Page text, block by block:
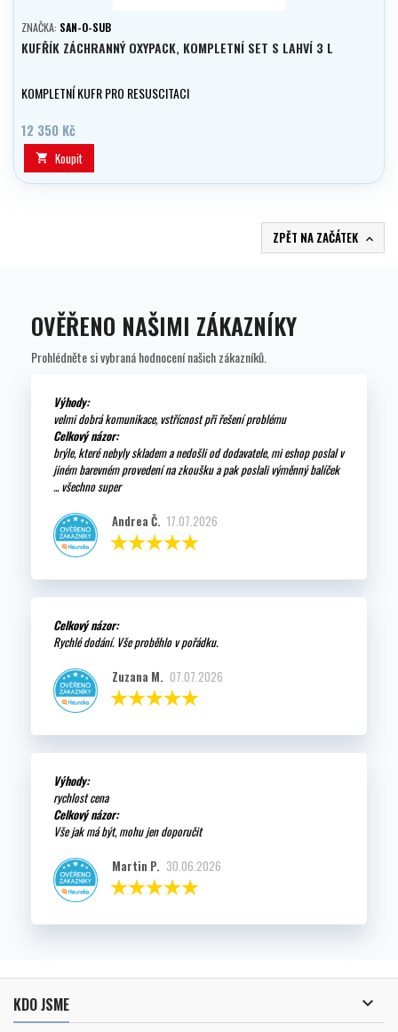
ZNAČKA: SAN-O-SUB
KUFŘÍK ZÁCHRANNÝ OXYPACK, KOMPLETNÍ SET S LAHVÍ 3 L
KOMPLETNÍ KUFR PRO RESUSCITACI
12 350 Kč
 Koupit
ZPĚT NA ZAČÁTEK 
OVĚŘENO NAŠIMI ZÁKAZNÍKY
Prohlédněte si vybraná hodnocení našich zákazníků.
Výhody:
velmi dobrá komunikace, vstřícnost při řešení problému
Celkový názor:
brýle, které nebyly skladem a nedošli od dodavatele, mi eshop poslal v
jiném barevném provedení na zkoušku a pak poslali výměnný balíček
... všechno super
Andrea Č. 17.07.2026
Celkový názor:
Rychlé dodání. Vše proběhlo v pořádku.
Zuzana M. 07.07.2026
Výhody:
rychlost cena
Celkový názor:
Vše jak má být, mohu jen doporučit
Martin P. 30.06.2026
KDO JSME 